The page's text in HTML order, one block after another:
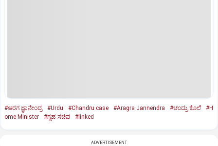
#ಆರಗ ಜ್ಞಾನೇಂದ್ರ #Urdu #Chandru case #Aragra Jannendra #ಚಂದ್ರು ಕೊಲೆ
#H
ome Minister
#ಗೃಹ ಸಚಿವ #linked
ADVERTISEMENT